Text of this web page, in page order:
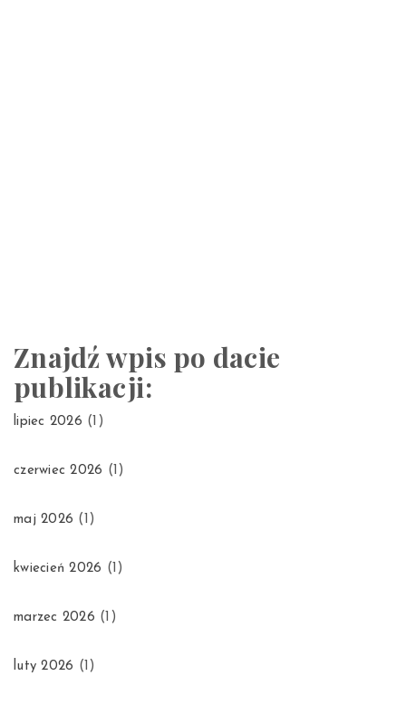
Znajdź wpis po dacie
publikacji:
lipiec 2026 (1)
czerwiec 2026 (1)
maj 2026 (1)
kwiecień 2026 (1)
marzec 2026 (1)
luty 2026 (1)